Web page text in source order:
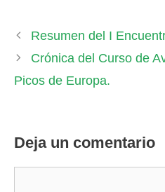
Resumen del I
Crónica del Curso de
Picos de Europa.
Deja un comentario